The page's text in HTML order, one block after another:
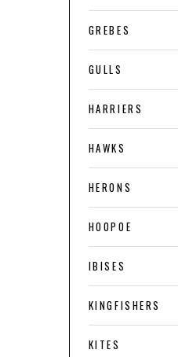
GREBES
GULLS
HARRIERS
HAWKS
HERONS
HOOPOE
IBISES
KINGFISHERS
KITES